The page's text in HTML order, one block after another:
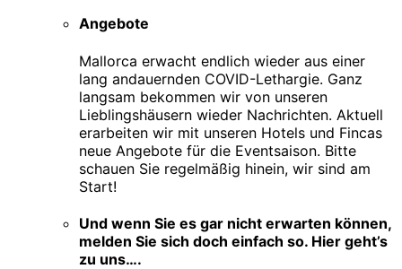
Angebote
Mallorca erwacht endlich wieder aus einer
lang andauernden COVID-Lethargie. Ganz
langsam bekommen wir von unseren
Lieblingshäusern wieder Nachrichten. Aktuell
erarbeiten wir mit unseren Hotels und Fincas
neue Angebote für die Eventsaison. Bitte
schauen Sie regelmäßig hinein, wir sind am
Start!
Und wenn Sie es gar nicht erwarten können,
melden Sie sich doch einfach so. Hier geht’s
zu uns….